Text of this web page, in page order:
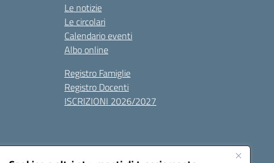
Le notizie
Le circolari
Calendario eventi
Albo online
Registro Famiglie
Registro Docenti
ISCRIZIONI 2026/2027